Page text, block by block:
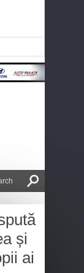
și
ai